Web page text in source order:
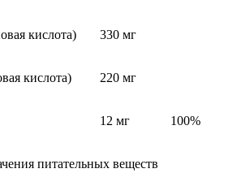
кислота) 330 мг
кислота) 220 мг
12 мг 100%
питательных веществ